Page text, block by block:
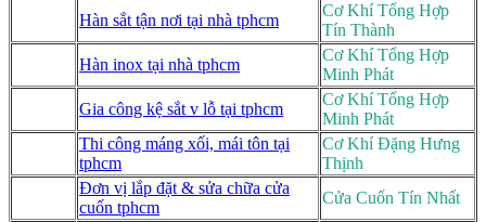
Hàn sắt tận nơi tại nhà tphcm
Cơ Khí Tổng Hợp
Tín Thành
Hàn inox tại nhà tphcm
Cơ Khí Tổng Hợp
Minh Phát
Gia công kệ sắt v lỗ tại tphcm
Cơ Khí Tổng Hợp
Minh Phát
Thi công máng xối, mái tôn tại
tphcm
Cơ Khí Đặng Hưng
Thịnh
Đơn vị lắp đặt & sửa chữa cửa
cuốn tphcm
Cửa Cuốn Tín Nhất